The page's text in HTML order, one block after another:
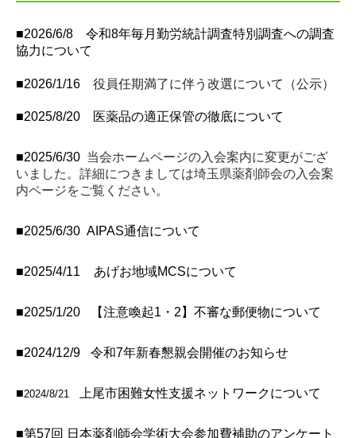
■2026/6/8 令和8年毎月勤労統計調査特別調査への調査
協力について
■2026/1/16 役員任期満了に伴う改選について（公示）
■2025/8/20 医薬品の適正保管の徹底について
■2025/6/30 当会ホームページの入会案内に変更がござ
いました。 詳細につきましては埼玉県薬剤師会の入会案
内ページをご覧ください。
■2025/6/30 AIPAS通信について
■2025/4/11 あげお地域MCSについて
■2025/1/20 【注意喚起1・2】不審な郵便物について
■2024/12/9 令和7年新春懇親会開催のお知らせ
■2024/8/21 上尾市困難女性支援ネットワークについて
■第57回 日本薬剤師会学術大会参加費補助のアンケート